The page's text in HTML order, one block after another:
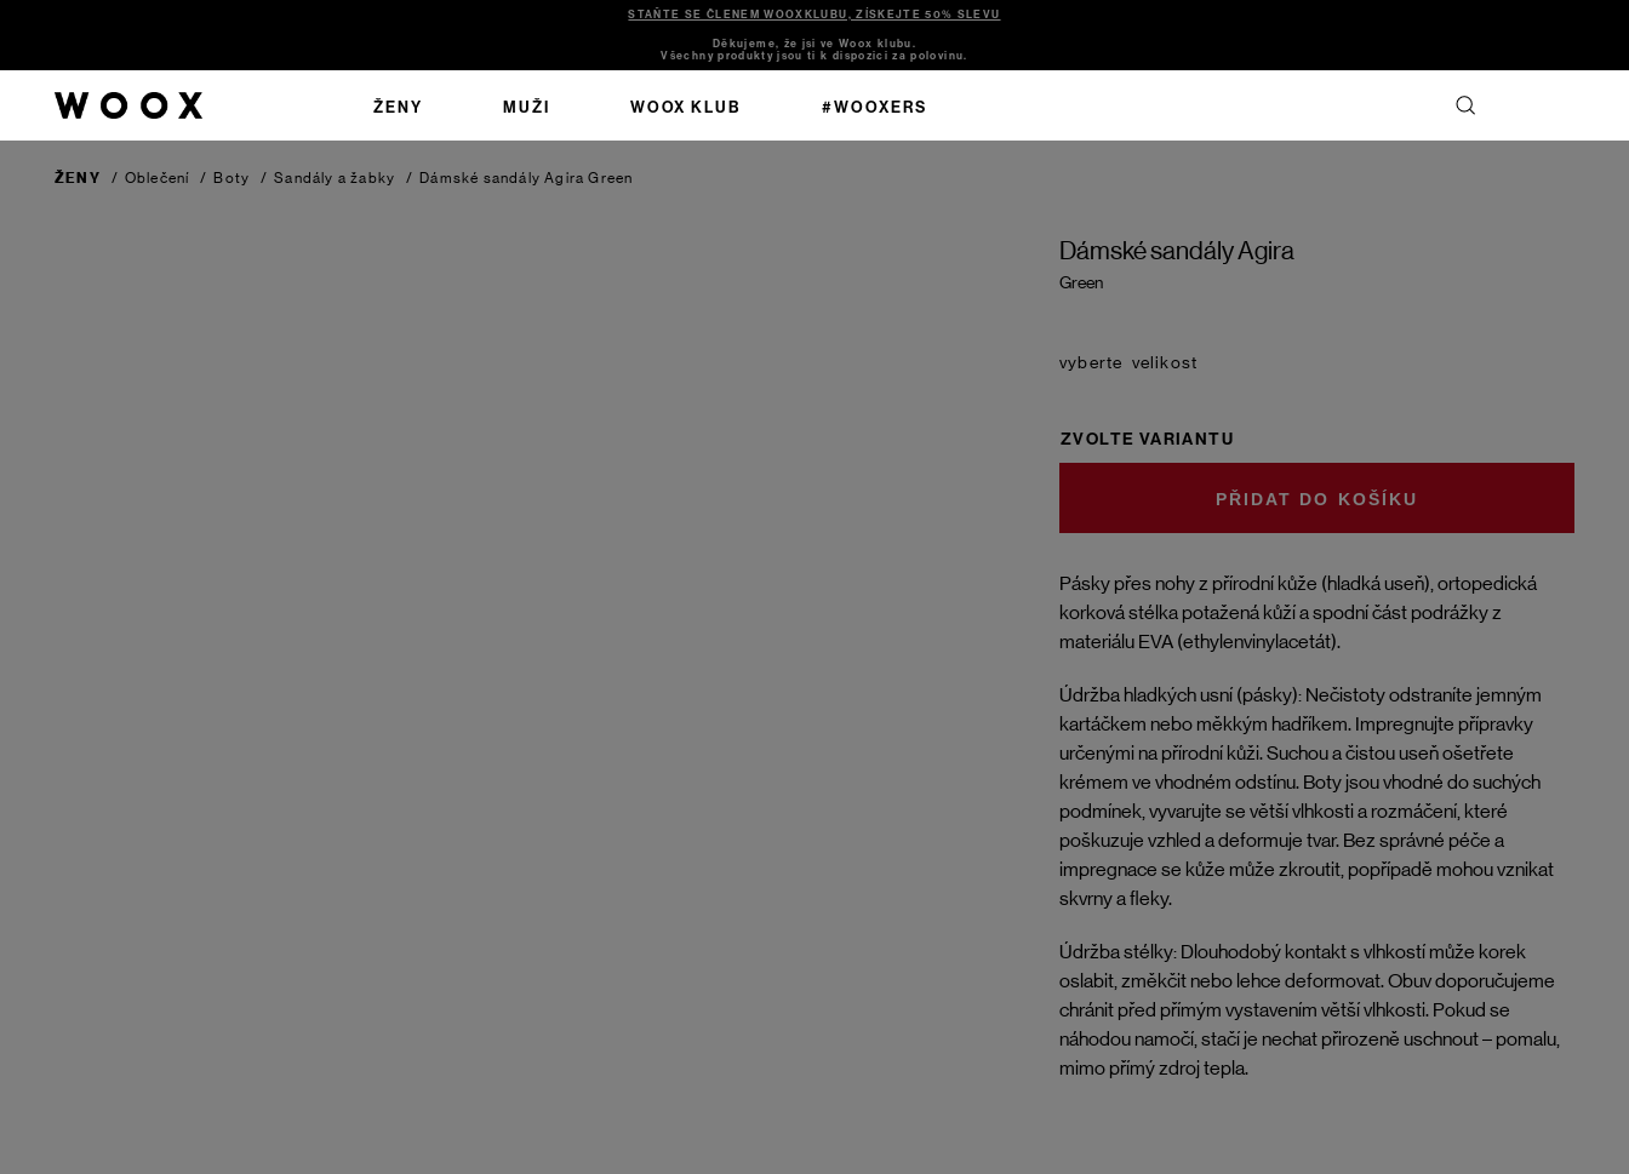
STAŇTE SE ČLENEM WOOXKLUBU, ZÍSKEJTE 50% SLEVU
Děkujeme, že jsi ve Woox klubu.
Všechny produkty jsou ti k dispozici za polovinu.
ŽENY MUŽI WOOX KLUB #WOOXERS
ŽENY / Oblečení / Boty / Sandály a žabky / Dámské sandály AgiraGreen
Dámské sandály Agira
Green
Pásky přes nohy z přírodní kůže (hladká useň), ortopedická
korková stélka potažená kůží a spodní část podrážky z
materiálu EVA (ethylenvinylacetát).
Údržba hladkých usní (pásky): Nečistoty odstraníte jemným
kartáčkem nebo měkkým hadříkem. Impregnujte přípravky
určenými na přírodní kůži. Suchou a čistou useň ošetřete
krémem ve vhodném odstínu. Boty jsou vhodné do suchých
podmínek, vyvarujte se větší vlhkosti a rozmáčení, které
poškuzuje vzhled a deformuje tvar. Bez správné péče a
impregnace se kůže může zkroutit, popřípadě mohou vznikat
skvrny a fleky.
Údržba stélky: Dlouhodobý kontakt s vlhkostí může korek
oslabit, změkčit nebo lehce deformovat. Obuv doporučujeme
chránit před přímým vystavením větší vlhkosti. Pokud se
náhodou namočí, stačí je nechat přirozeně uschnout – pomalu,
mimo přímý zdroj tepla.
velikost
ZVOLTE VARIANTU
DO KOŠÍKU